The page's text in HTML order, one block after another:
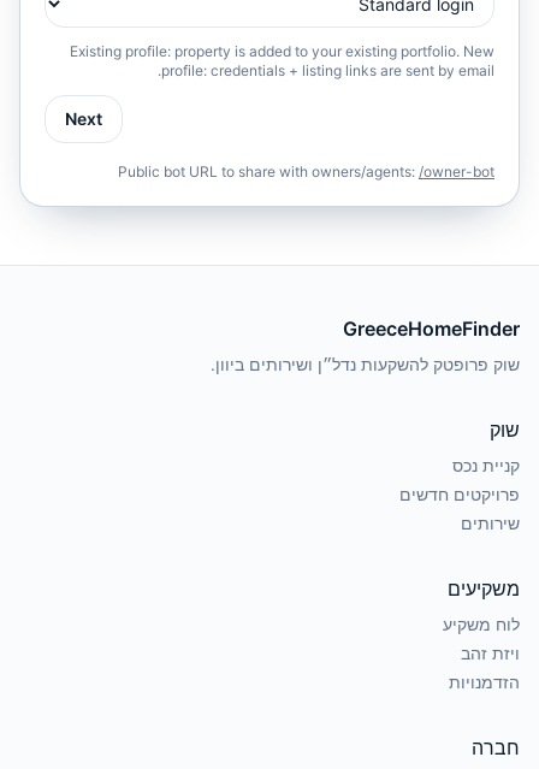
Existing profile: property is added to your existing portfolio. New
profile: credentials + listing links are sent by email.
Next
Public bot URL to share with owners/agents: /owner-bot
GreeceHomeFinder
שוק פרופטק להשקעות נדל״ן ושירותים ביוון.
שוק
קניית נכס
פרויקטים חדשים
שירותים
משקיעים
לוח משקיע
ויזת זהב
הזדמנויות
חברה